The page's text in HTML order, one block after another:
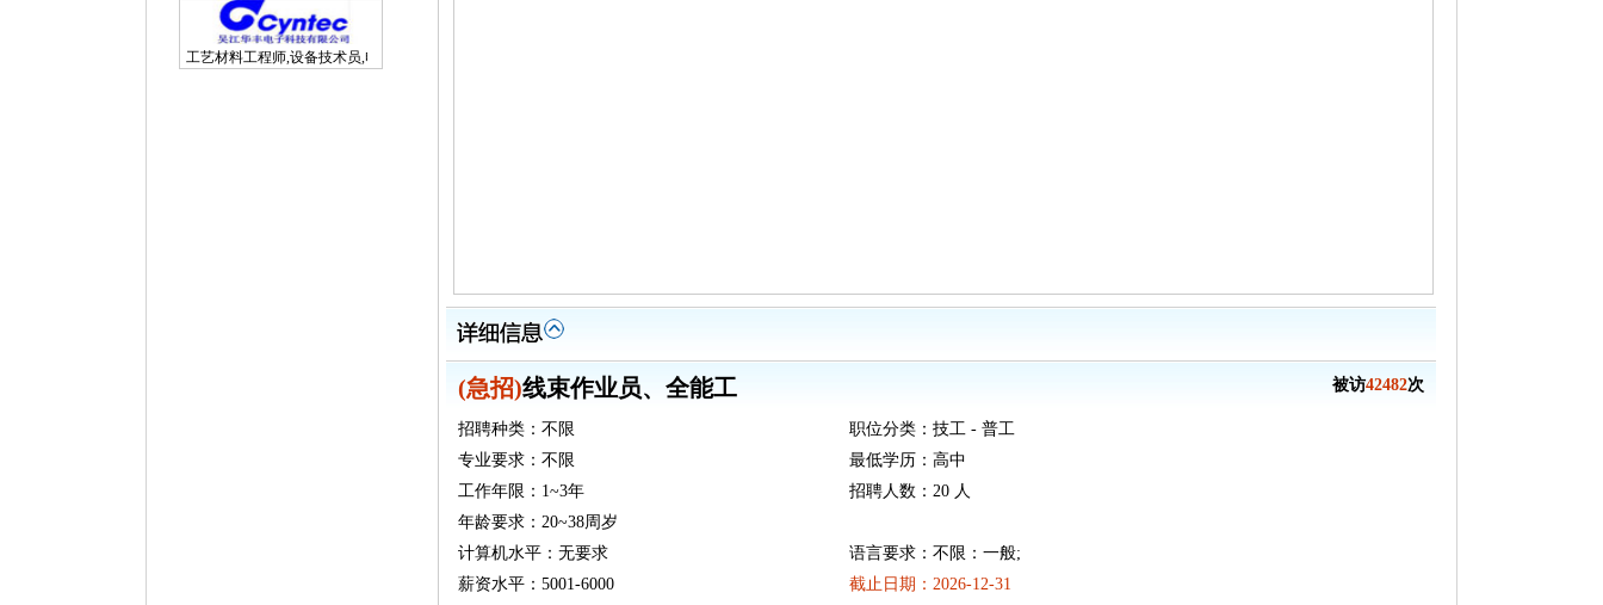
工艺材料工程师,设备技术员,电子研发工程师
(急招)线束作业员、全能工 被访42482次
招聘种类：不限
职位分类：技工 - 普工
专业要求：不限
最低学历：高中
工作年限：1~3年
招聘人数：20 人
年龄要求：20~38周岁
计算机水平：无要求
语言要求：不限：一般;
薪资水平：5001-6000
截止日期：2026-12-31